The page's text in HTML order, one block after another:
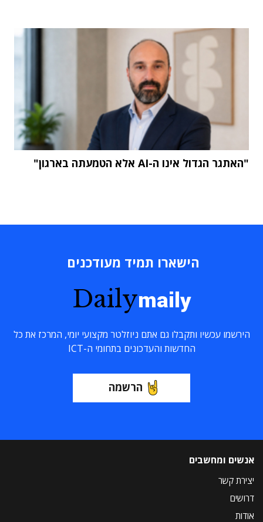
"האתגר הגדול אינו ה-AI אלא הטמעתה בארגון"
הישארו תמיד מעודכנים
Dailymaily
הירשמו עכשיו ותקבלו גם אתם ניוזלטר מקצועי יומי, המרכז את כל
החדשות והעדכונים בתחומי ה-ICT
הרשמה
אנשים ומחשבים
יצירת קשר
דרושים
אודות